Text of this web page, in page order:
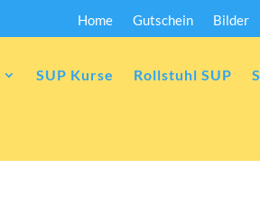
Home Gutschein Bilder
SUP Kurse Rollstuhl SUP